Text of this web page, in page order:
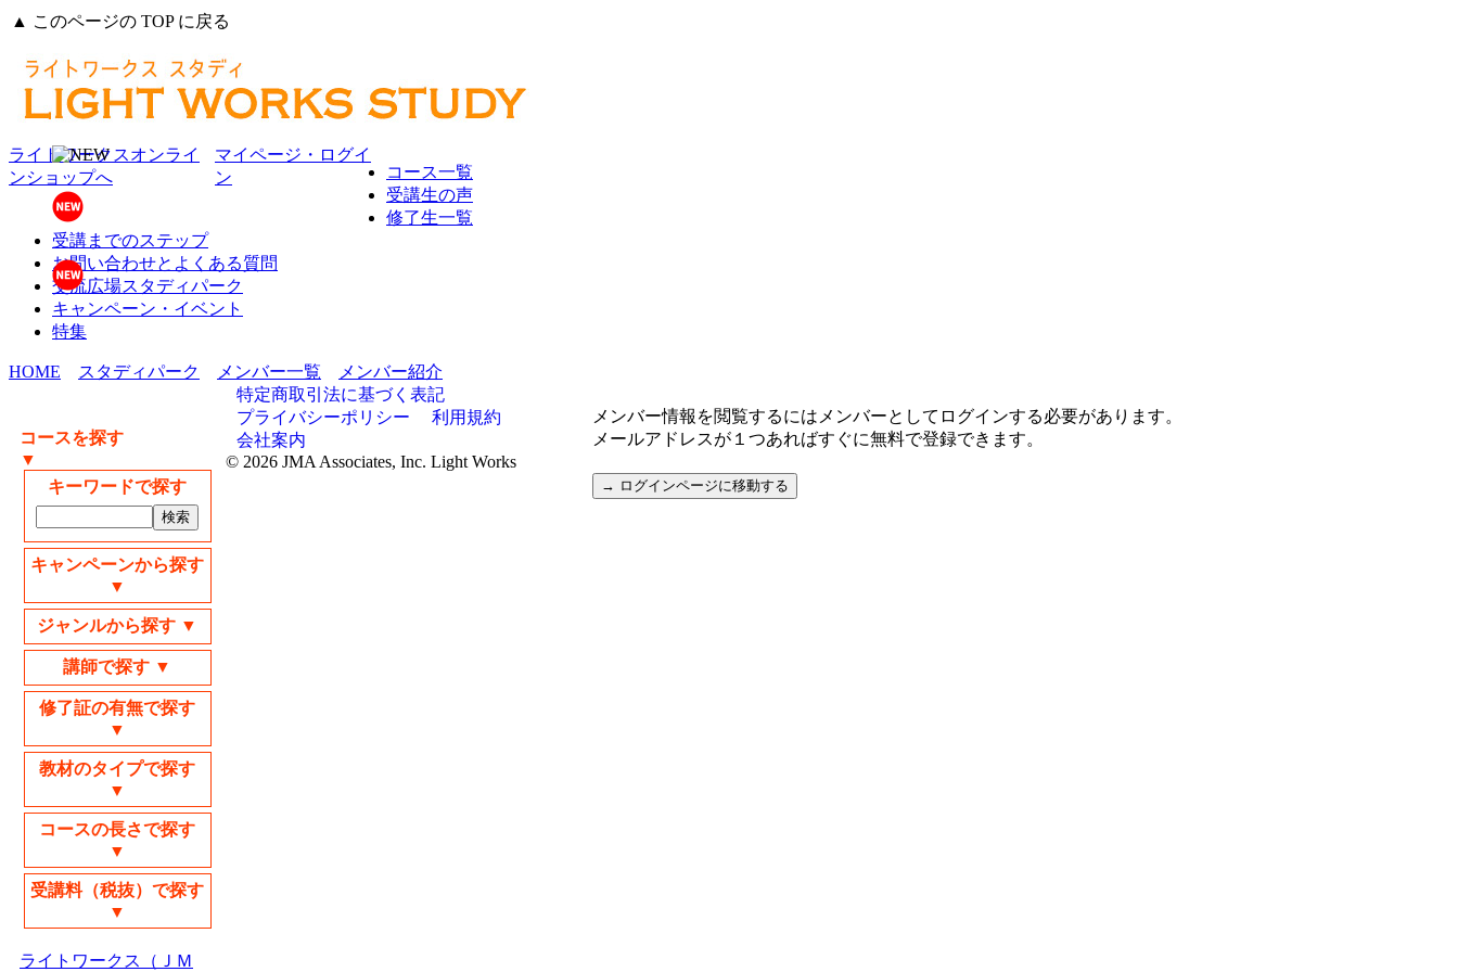
▲ このページの TOP に戻る
ライトワークスオンライ
ンショップへ
マイページ・ログイ
ン
コース一覧
受講生の声
修了生一覧
受講までのステップ
お問い合わせとよくある質問
交流広場スタディパーク
キャンペーン・イベント
特集
HOME スタディパーク メンバー一覧 メンバー紹介
コースを探す
▼
キーワードで探す
キャンペーンから探す
▼
ジャンルから探す ▼
講師で探す ▼
修了証の有無で探す
▼
教材のタイプで探す
▼
コースの長さで探す
▼
受講料（税抜）で探す
▼
ライトワークス（ＪＭ
メンバー情報を閲覧するにはメンバーとしてログインする必要があります。
メールアドレスが１つあればすぐに無料で登録できます。
特定商取引法に基づく表記
プライバシーポリシー
利用規約
会社案内
© 2026 JMA Associates, Inc. Light Works